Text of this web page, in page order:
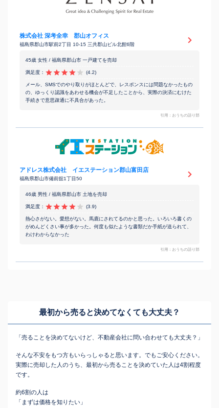
株式会社 深考全幸 郡山オフィス
福島県郡山市駅前2丁目 10-15 三共郡山ビル北館6階
45歳 女性 / 福島県郡山市 一戸建てを売却
満足度： (4.2)
メール、SMSでのやり取りがほとんどで、レスポンスには問題なかったもの
の、ゆっくり認識をあわせる機会が不足したことから、実際の決済にむけた
手続きで意思疎通に不具合があった。
引用：おうちの語り部
アドレス株式会社 イエステーション郡山富田店
福島県郡山市備前舘1丁目50
46歳 男性 / 福島県郡山市 土地を売却
満足度： (3.9)
熱心さがない。愛想がない。馬鹿にされてるのかと思った。いろいろ書くの
がめんどくさい事が多かった。何度も似たような書類だか手紙が送られて、
わけわからなかった
引用：おうちの語り部
最初から売ると決めてなくても大丈夫？
「売ることを決めてないけど、不動産会社に問い合わせても大丈夫？」
そんな不安をもつ方もいらっしゃると思います。でもご安心ください。
実際に売却した人のうち、最初から売ることを決めていた人は4割程度
です。
約6割の人は
「まずは価格を知りたい」